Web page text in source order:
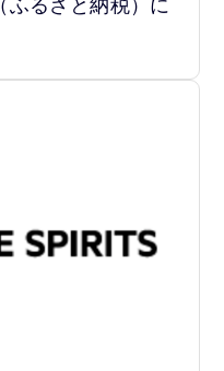
ふるさと納税）に